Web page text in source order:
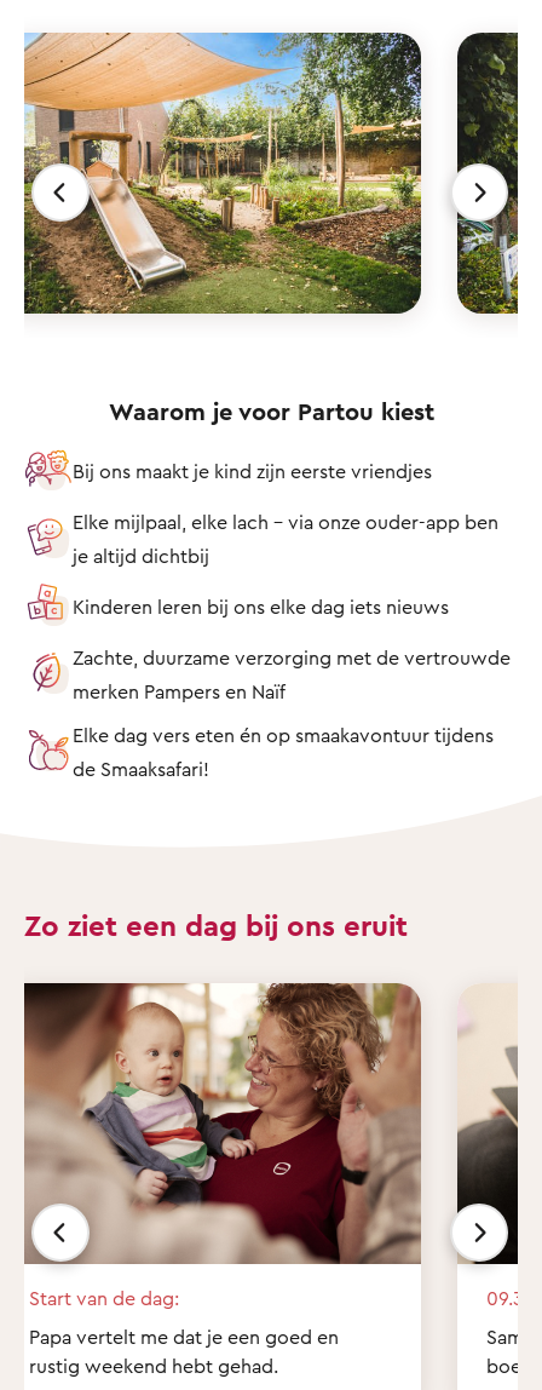
Waarom je voor Partou kiest
Bij ons maakt je kind zijn eerste vriendjes
Elke mijlpaal, elke lach – via onze ouder-app ben
je altijd dichtbij
Kinderen leren bij ons elke dag iets nieuws
Zachte, duurzame verzorging met de vertrouwde
merken Pampers en Naïf
Elke dag vers eten én op smaakavontuur tijdens
de Smaaksafari!
Zo ziet een dag bij ons eruit
Start van de dag:
Papa vertelt me dat je een goed en
rustig weekend hebt gehad.
09.30